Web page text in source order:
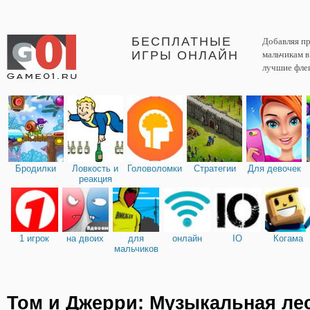
БЕСПЛАТНЫЕ
ИГРЫ ОНЛАЙН
Добавляя
мальчикам
лучшие
Бродилки
Ловкость и
реакция
Головоломки Стратегии Для девочек
1 игрок на двоих
для
мальчиков
онлайн IO Когама
Том и Джерри: Музыкальная